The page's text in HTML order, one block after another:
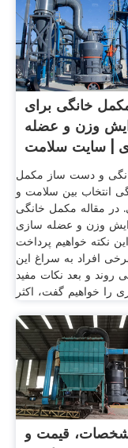
خانگی برای
وزن و عضله
| سایت سلامت
دات لایف
و دست ساز مکمل
انتخاب بین سلامت و
در مقاله مکمل خانگی
وزن و عضله سازی
نکته خواهیم پرداخت
افراد به سراغ این
و بعد نکات مفید
را خواهیم گفت، اکثر
قیمت و